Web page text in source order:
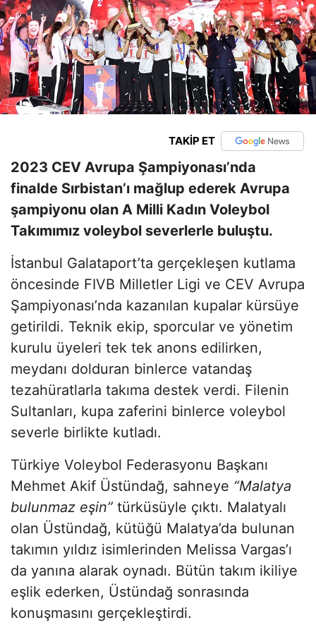
TAKİP ET
2023 CEV Avrupa Şampiyonası’nda
finalde Sırbistan’ı mağlup ederek Avrupa
şampiyonu olan A Milli Kadın Voleybol
Takımımız voleybol severlerle buluştu.
İstanbul Galataport’ta gerçekleşen kutlama
öncesinde FIVB Milletler Ligi ve CEV Avrupa
Şampiyonası’nda kazanılan kupalar kürsüye
getirildi. Teknik ekip, sporcular ve yönetim
kurulu üyeleri tek tek anons edilirken,
meydanı dolduran binlerce vatandaş
tezahüratlarla takıma destek verdi. Filenin
Sultanları, kupa zaferini binlerce voleybol
severle birlikte kutladı.
Türkiye Voleybol Federasyonu Başkanı
Mehmet Akif Üstündağ, sahneye “Malatya
bulunmaz eşin” türküsüyle çıktı. Malatyalı
olan Üstündağ, kütüğü Malatya’da bulunan
takımın yıldız isimlerinden Melissa Vargas’ı
da yanına alarak oynadı. Bütün takım ikiliye
eşlik ederken, Üstündağ sonrasında
konuşmasını gerçekleştirdi.